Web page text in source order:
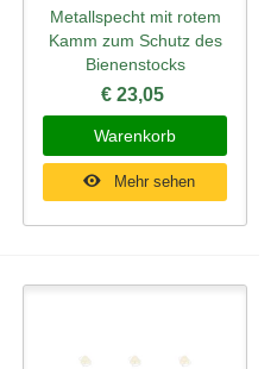
Metallspecht mit rotem
Kamm zum Schutz des
Bienenstocks
€ 23,05
Warenkorb
Mehr sehen